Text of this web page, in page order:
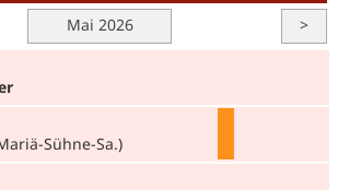
>
Mai 2026
Sühne-Sa.)